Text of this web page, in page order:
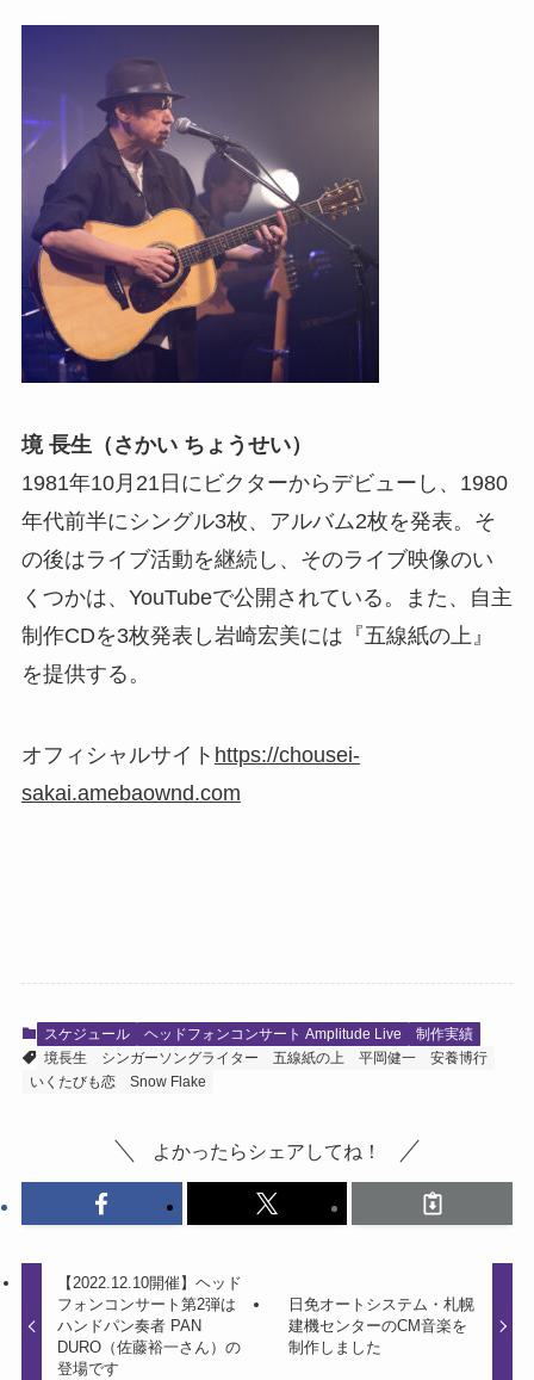
境 長生（さかい ちょうせい）
1981年10月21日にビクターからデビューし、1980
年代前半にシングル3枚、アルバム2枚を発表。そ
の後はライブ活動を継続し、そのライブ映像のい
くつかは、YouTubeで公開されている。また、自主
制作CDを3枚発表し岩崎宏美には『五線紙の上』
を提供する。
オフィシャルサイト https://chousei-
sakai.amebaownd.com
スケジュール ヘッドフォンコンサート Amplitude Live
制作実績
境長生
シンガーソングライター 五線紙の上 平岡健一
安養博行
いくたびも恋
Snow Flake
よかったらシェアしてね！
【2022.12.10開催】ヘッド
フォンコンサート第2弾は
ハンドパン奏者 PAN
DURO（佐藤裕一さん）の
登場です
日免オートシステム・札幌
建機センターのCM音楽を
制作しました